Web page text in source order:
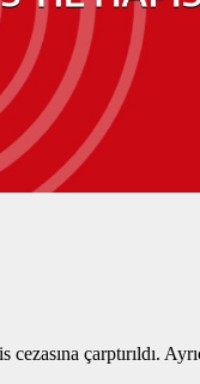
çarptırıldı.